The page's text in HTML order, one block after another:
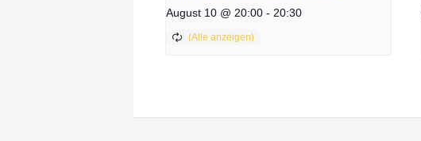
August 10 @ 20:00 - 20:30